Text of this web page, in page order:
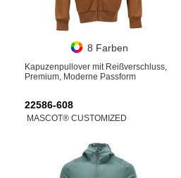
8 Farben
Kapuzenpullover mit Reißverschluss,
Premium, Moderne Passform
22586-608
MASCOT® CUSTOMIZED